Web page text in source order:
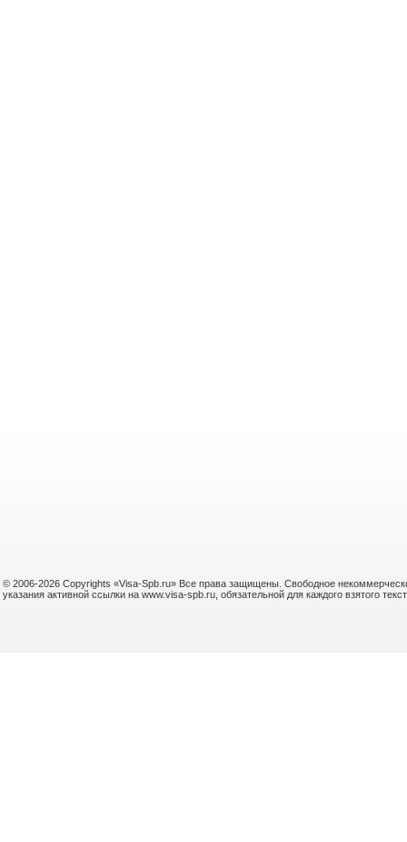
© 2006-2026 Copyrights «Visa-Spb.ru» Все права защищены. Свободное
указания активной ссылки на www.visa-spb.ru, обязательной для каждого взятого